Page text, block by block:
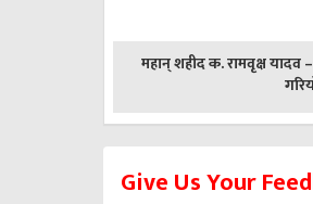
पछिल्लाे
महान् शहीद क. रामवृक्ष यादव
Give Us Your